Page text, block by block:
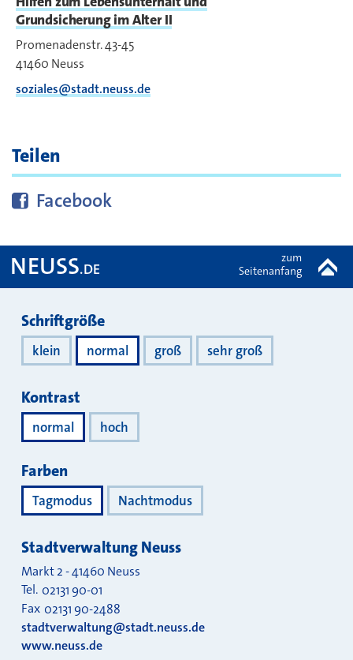
Grundsicherung im Alter II
Promenadenstr. 43-45
41460 Neuss
soziales@stadt.neuss.de
Teilen
Diese Seite bei
Facebook
NEUSS.DE
zum
Seitenanfang
Darstellung
Schriftgröße
klein normal groß sehr groß
Kontrast
normal hoch
Farben
Tagmodus Nachtmodus
Stadtverwaltung Neuss
Markt 2-41460 Neuss
Tel. 02131 90-01
Fax 02131 90-2488
stadtverwaltung@stadt.neuss.de
www.neuss.de